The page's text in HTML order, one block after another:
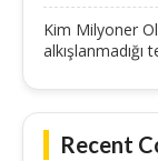
Kim Milyoner
alkışlanmadığı
Recent